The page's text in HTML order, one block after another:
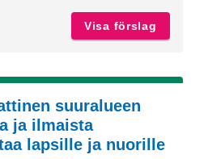
Visa förslag
suuralueen
ja ilmaista
lapsille ja nuorille